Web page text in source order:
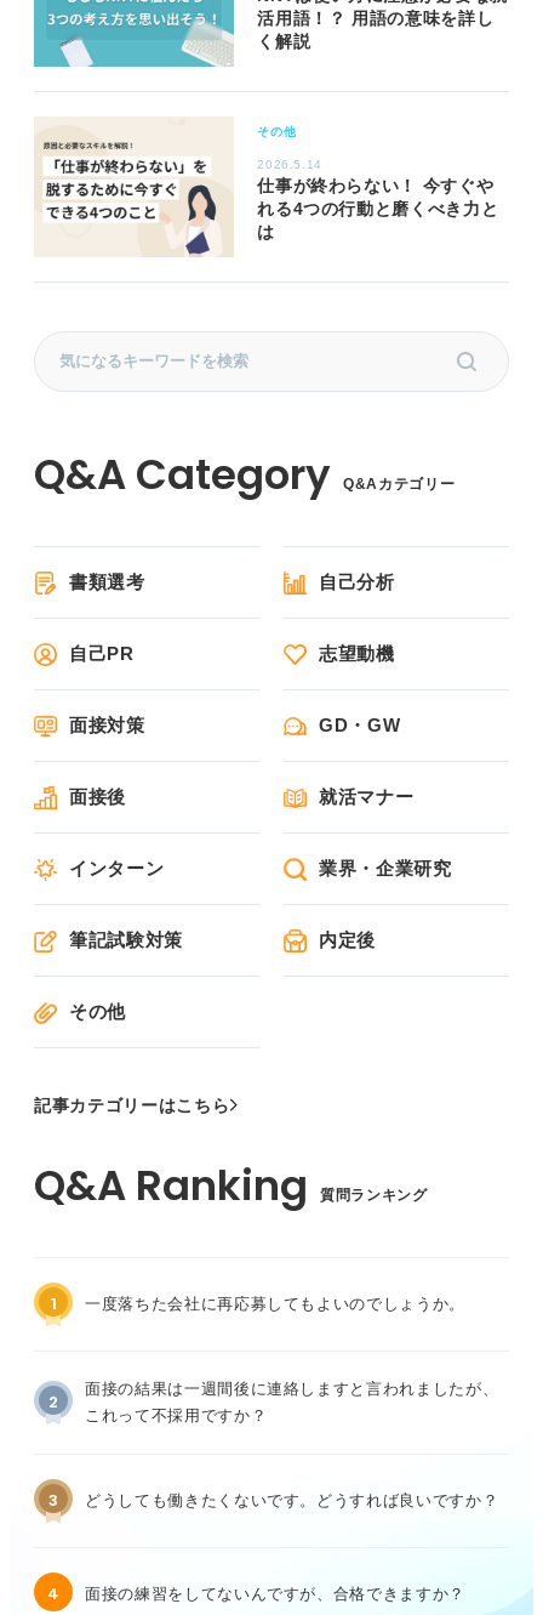
活用語！？ 用語の意味を詳し
く解説
その他
2026.5.14
仕事が終わらない！ 今すぐや
れる4つの行動と磨くべき力と
は
Q&Aカテゴリー
書類選考 自己分析
自己PR 志望動機
面接対策 GD・GW
面接後 就活マナー
インターン 業界・企業研究
筆記試験対策 内定後
その他
記事カテゴリーはこちら
質問ランキング
1 一度落ちた会社に再応募してもよいのでしょうか。
2
面接の結果は一週間後に連絡しますと言われましたが、
これって不採用ですか？
3 どうしても働きたくないです。どうすれば良いですか？
4 面接の練習をしてないんですが、合格できますか？